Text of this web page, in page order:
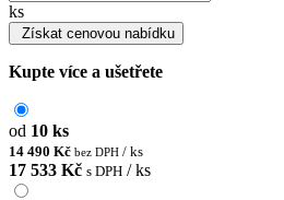
ks
Získat cenovou nabídku
Kupte více a ušetřete
od 10 ks
14 490 Kč bez DPH / ks
17 533 Kč s DPH / ks